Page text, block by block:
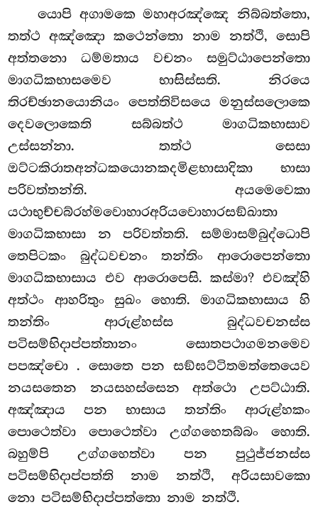
යොපි අගාමකෙ මහාඅරඤ්ඤෙ නිබ්බත්තො,
තත්ථ අඤ්ඤො කථෙන්තො නාම නත්ථි, සොපි
අත්තනො ධම්මතාය වචනං සමුට්ඨාපෙන්තො
මාගධිකභාසමෙව භාසිස්සති. නිරයෙ
තිරච්ඡානයොනියං පෙත්තිවිසයෙ මනුස්සලොකෙ
දෙවලොකෙති සබ්බත්ථ මාගධිකභාසාව
උස්සන්නා. තත්ථ සෙසා
ඔට්ටකිරාතඅන්ධකයොනකදමිළභාසාදිකා භාසා
පරිවත්තන්ති. අයමෙවෙකා
යථාභුච්චබ්රහ්මවොහාරඅරියවොහාරසඞ්ඛාතා
මාගධිකභාසා න පරිවත්තති. සම්මාසම්බුද්ධොපි
තෙපිටකං බුද්ධවචනං තන්තිං ආරොපෙන්තො
මාගධිකභාසාය එව ආරොපෙසි. කස්මා? එවඤ්හි
අත්ථං ආහරිතුං සුඛං හොති. මාගධිකභාසාය හි
තන්තිං ආරුළ්හස්ස බුද්ධවචනස්ස
පටිසම්භිදාප්පත්තානං සොතපථාගමනමෙව
පපඤ්චො . සොතෙ පන සඞ්ඝට්ටිතමත්තෙයෙව
නයසතෙන නයසහස්සෙන අත්ථො උපට්ඨාති.
අඤ්ඤාය පන භාසාය තන්තිං ආරුළ්හකං
පොථෙත්වා පොථෙත්වා උග්ගහෙතබ්බං හොති.
බහුම්පි උග්ගහෙත්වා පන පුථුජ්ජනස්ස
පටිසම්භිදාප්පත්ති නාම නත්ථි, අරියසාවකො
නො පටිසම්භිදාප්පත්තො නාම නත්ථි.